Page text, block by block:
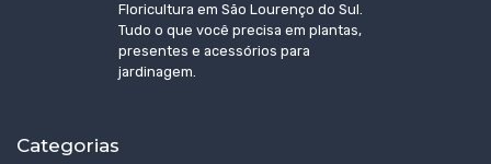
Floricultura em São Lourenço do Sul.
Tudo o que você precisa em plantas,
presentes e acessórios para
jardinagem.
Categorias